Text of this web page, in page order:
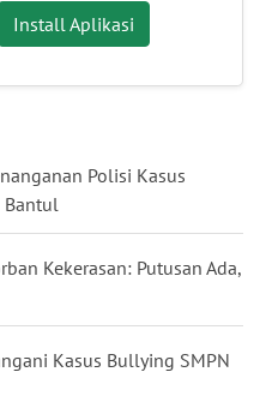
Install Aplikasi
Polisi Kasus
Bantul
Kekerasan: Putusan Ada,
Kasus Bullying SMPN